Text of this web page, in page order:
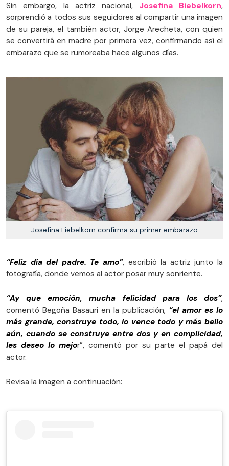
Sin embargo, la actriz nacional, Josefina Biebelkorn,
sorprendió a todos sus seguidores al compartir una imagen
de su pareja, el también actor, Jorge Arecheta, con quien
se convertirá en madre por primera vez, confirmando así el
embarazo que se rumoreaba hace algunos días.
Josefina Fiebelkorn confirma su primer embarazo
“Feliz día del padre. Te amo”, escribió la actriz junto la
fotografía, donde vemos al actor posar muy sonriente.
“Ay que emoción, mucha felicidad para los dos”,
comentó Begoña Basauri en la publicación, “el amor es lo
más grande, construye todo, lo vence todo y más bello
aún, cuando se construye entre dos y en complicidad,
les deseo lo mejor”, comentó por su parte el papá del
actor.
Revisa la imagen a continuación: